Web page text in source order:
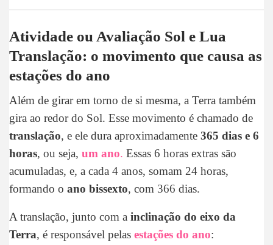
Atividade ou Avaliação Sol e Lua
Translação: o movimento que causa as
estações do ano
Além de girar em torno de si mesma, a Terra também
gira ao redor do Sol. Esse movimento é chamado de
translação, e ele dura aproximadamente 365 dias e 6
horas, ou seja, um ano. Essas 6 horas extras são
acumuladas, e, a cada 4 anos, somam 24 horas,
formando o ano bissexto, com 366 dias.
A translação, junto com a inclinação do eixo da
Terra, é responsável pelas estações do ano: